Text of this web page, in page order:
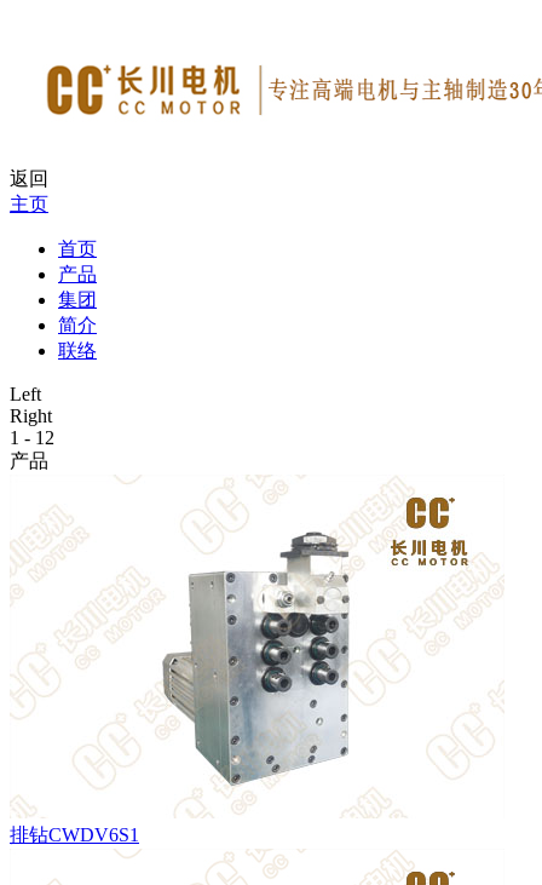
返回
主页
首页
产品
集团
简介
联络
Left
Right
1 - 12
产品
排钻CWDV6S1